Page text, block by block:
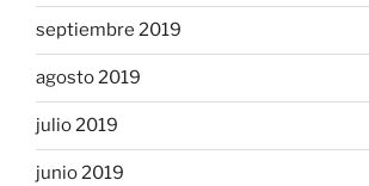
septiembre 2019
agosto 2019
julio 2019
junio 2019